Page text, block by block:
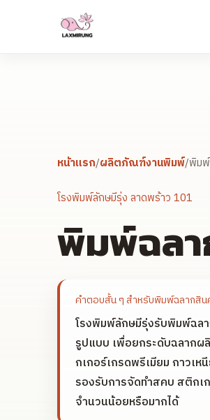
หน้าแรก/ผลิตภัณฑ์งานพิมพ์/พิม
โรงพิมพ์ลักษมีรุ่ง ลาดพร้าว 101
พิมพ์ฉล
คำตอบสั้น ๆ สำหรับพิมพ์ฉลากสิน
โรงพิมพ์ลักษมีรุ่งรับพิมพ์ฉล
รูปแบบ เพื่อยกระดับฉลาก
กเกอร์เกรดพรีเมียม กาวเ
รองรับการจัดทำสคบ สติก
จำนวนน้อยหรือมากได้